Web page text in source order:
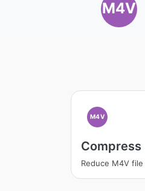
M4V
M4V
Compress
Reduce M4V file